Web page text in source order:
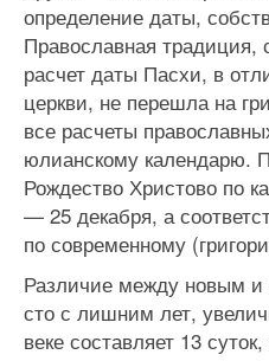
определение даты,
Православная традиция,
расчет даты Пасхи, в
церкви, не перешла на
все расчеты
юлианскому календарю.
Рождество Христово по
— 25 декабря, а
по современному
Различие между новым
сто с лишним лет,
веке составляет 13